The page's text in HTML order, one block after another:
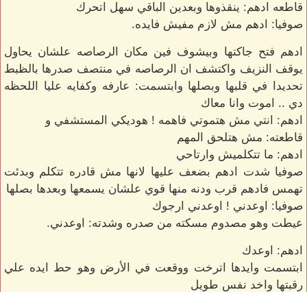
قاطعه ادهم: ينقذوها وبعدين الباقي سهل اتحرك
صوفيا: ادهم مش لازم مفيش فايده.
ادهم فتح جاكتها وبيشوف فين مكان الرصاصه علشان يحاول
يوقف النزيف واكتشف ان الرصاصه في منتصف صدرها بالظبط
تحديدا في قلبها وبصلها وابتسمت: عارفه وكفايه عليا اللحظه
دي .. اموت وانا معاك
ادهم: انتي مش هتموتي فاهمه ! هوديكي المستشفي و
قاطعته: مش هتلحق المهم
ادهم: ما تتكلميش وارتاحي
صوفيا شدت ادهم بضعف عليها لانها مش قادره تتكلم وبدئت
تهمس فادهم قرب ودنه منها قوي علشان يسمعها وبعدها بصلها
صوفيا: اوعدني ! اوعدني ارجوك
عيطت وهو مصدوم مسكته من صدره وشدته: اوعدني.
ادهم: اوعدك
ابتسمت وايدها اترخت ووقعت في الأرض وهو حط ايده علي
رقبتها واخد نفس طويل